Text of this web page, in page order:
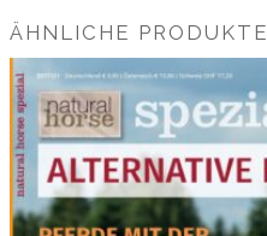
ÄHNLICHE PRODUKTE